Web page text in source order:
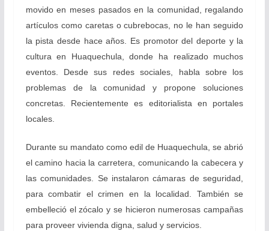
movido en meses pasados en la comunidad, regalando
artículos como caretas o cubrebocas, no le han seguido
la pista desde hace años. Es promotor del deporte y la
cultura en Huaquechula, donde ha realizado muchos
eventos. Desde sus redes sociales, habla sobre los
problemas de la comunidad y propone soluciones
concretas. Recientemente es editorialista en portales
locales.
Durante su mandato como edil de Huaquechula, se abrió
el camino hacia la carretera, comunicando la cabecera y
las comunidades. Se instalaron cámaras de seguridad,
para combatir el crimen en la localidad. También se
embelleció el zócalo y se hicieron numerosas campañas
para proveer vivienda digna, salud y servicios.